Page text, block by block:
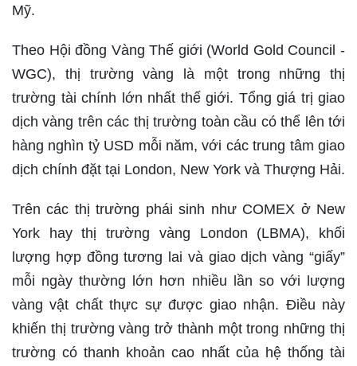
Mỹ.
Theo Hội đồng Vàng Thế giới (World Gold Council -
WGC), thị trường vàng là một trong những thị
trường tài chính lớn nhất thế giới. Tổng giá trị giao
dịch vàng trên các thị trường toàn cầu có thể lên tới
hàng nghìn tỷ USD mỗi năm, với các trung tâm giao
dịch chính đặt tại London, New York và Thượng Hải.
Trên các thị trường phái sinh như COMEX ở New
York hay thị trường vàng London (LBMA), khối
lượng hợp đồng tương lai và giao dịch vàng “giấy”
mỗi ngày thường lớn hơn nhiều lần so với lượng
vàng vật chất thực sự được giao nhận. Điều này
khiến thị trường vàng trở thành một trong những thị
trường có thanh khoản cao nhất của hệ thống tài